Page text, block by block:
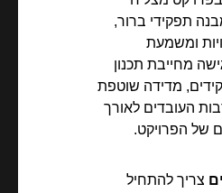
תפקידי ברור,
ומשמעת
מחייבת תכנון
מדידה שוטפת
העובדים לאורך
של הפרויקט.
צריך להתחיל